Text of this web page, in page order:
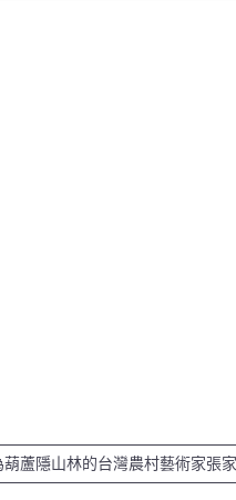
蘆隱山林的台灣農村藝術家張家